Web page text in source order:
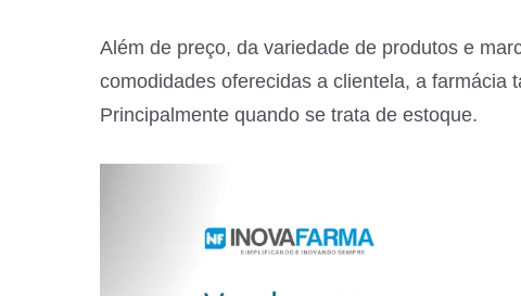
Além de preço, da variedade de produtos e
comodidades oferecidas a clientela, a farmácia
Principalmente quando se trata de estoque.